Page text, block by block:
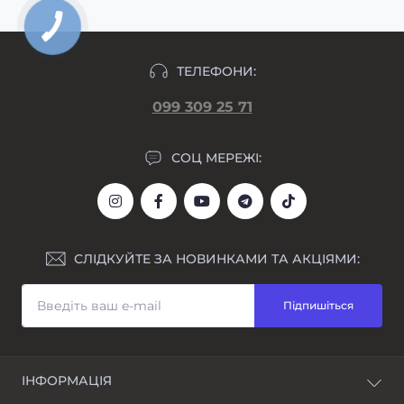
ТЕЛЕФОНИ:
099 309 25 71
СОЦ МЕРЕЖІ:
СЛІДКУЙТЕ ЗА НОВИНКАМИ ТА АКЦІЯМИ:
Підпишіться
ІНФОРМАЦІЯ